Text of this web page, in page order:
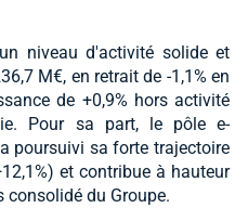
niveau d'activité solide et
M€, en retrait de -1,1% en
de +0,9% hors activité
Pour sa part, le pôle e-
poursuivi sa forte trajectoire
et contribue à hauteur
du Groupe.